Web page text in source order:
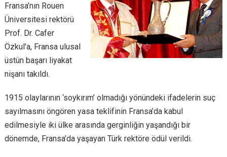
Fransa’nın Rouen
Üniversitesi rektörü
Prof. Dr. Cafer
Özkul’a, Fransa ulusal
üstün başarı liyakat
nişanı takıldı.
1915 olaylarının ‘soykırım’ olmadığı yönündeki ifadelerin suç
sayılmasını öngören yasa teklifinin Fransa’da kabul
edilmesiyle iki ülke arasında gerginliğin yaşandığı bir
dönemde, Fransa’da yaşayan Türk rektöre ödül verildi.